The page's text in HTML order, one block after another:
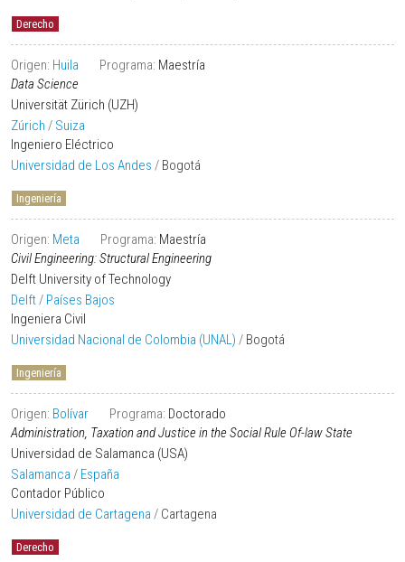
Derecho
Origen: Huila Programa: Maestría
Data Science
Universität Zürich (UZH)
Zúrich / Suiza
Ingeniero Eléctrico
Universidad de Los Andes / Bogotá
Ingeniería
Origen: Meta Programa: Maestría
Civil Engineering: Structural Engineering
Delft University of Technology
Delft/ Países Bajos
Ingeniera Civil
Universidad Nacional de Colombia (UNAL) / Bogotá
Ingeniería
Origen: Bolívar Programa: Doctorado
Administration, Taxation and Justice in the Social Rule Of-law State
Universidad de Salamanca (USA)
Salamanca / España
Contador Público
Universidad de Cartagena / Cartagena
Derecho